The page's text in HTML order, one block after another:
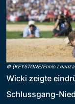
© (KEYSTONE/Ennio
Wicki zeigte
Schlussgang-